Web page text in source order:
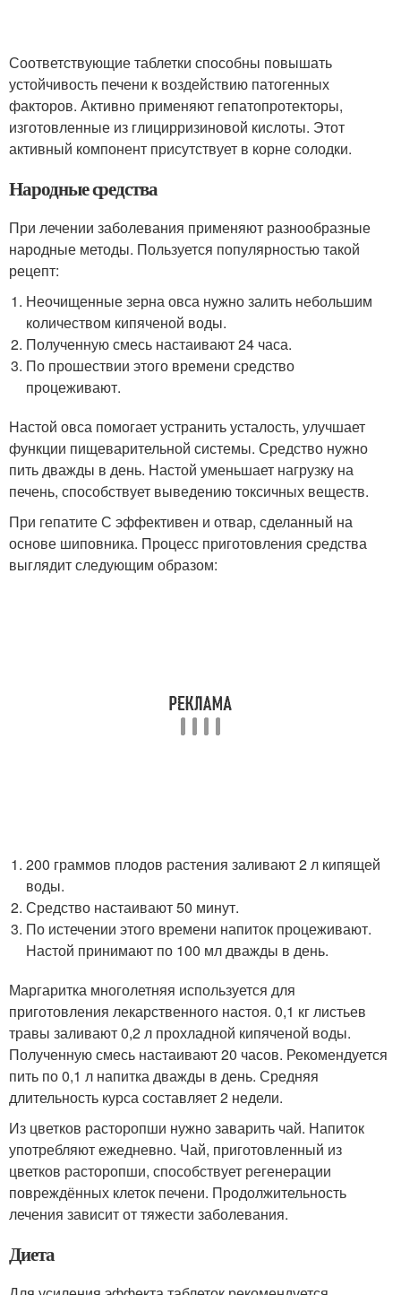
Соответствующие таблетки способны повышать
устойчивость печени к воздействию патогенных
факторов. Активно применяют гепатопротекторы,
изготовленные из глицирризиновой кислоты. Этот
активный компонент присутствует в корне солодки.
Народные средства
При лечении заболевания применяют разнообразные
народные методы. Пользуется популярностью такой
рецепт:
Неочищенные зерна овса нужно залить небольшим
количеством кипяченой воды.
Полученную смесь настаивают 24 часа.
По прошествии этого времени средство
процеживают.
Настой овса помогает устранить усталость, улучшает
функции пищеварительной системы. Средство нужно
пить дважды в день. Настой уменьшает нагрузку на
печень, способствует выведению токсичных веществ.
При гепатите С эффективен и отвар, сделанный на
основе шиповника. Процесс приготовления средства
выглядит следующим образом:
200 граммов плодов растения заливают 2 л кипящей
воды.
Средство настаивают 50 минут.
По истечении этого времени напиток процеживают.
Настой принимают по 100 мл дважды в день.
Маргаритка многолетняя используется для
приготовления лекарственного настоя. 0,1 кг листьев
травы заливают 0,2 л прохладной кипяченой воды.
Полученную смесь настаивают 20 часов. Рекомендуется
пить по 0,1 л напитка дважды в день. Средняя
длительность курса составляет 2 недели.
Из цветков расторопши нужно заварить чай. Напиток
употребляют ежедневно. Чай, приготовленный из
цветков расторопши, способствует регенерации
повреждённых клеток печени. Продолжительность
лечения зависит от тяжести заболевания.
Диета